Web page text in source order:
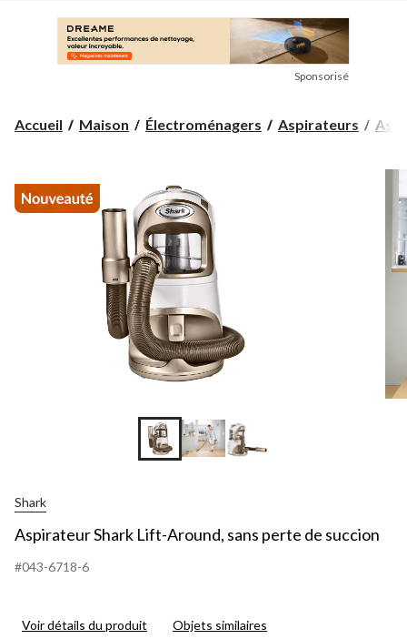
Sponsorisé
Accueil Maison Électroménagers Aspirateurs
Shark
Aspirateur Shark Lift-Around, sans perte de succion
#043-6718-6
Voir détails du produit Objets similaires